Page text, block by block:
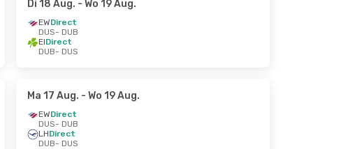
Di 18 Aug. - Wo 19 Aug.
EWDirect
DUS- DUB
EIDirect
DUB- DUS
Ma 17 Aug. - Wo 19 Aug.
EWDirect
DUS- DUB
LHDirect
DUB- DUS